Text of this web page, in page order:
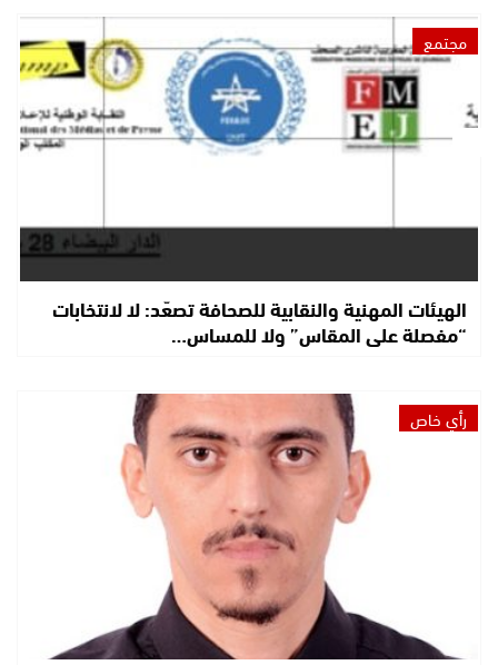
مجتمع
الهيئات المهنية والنقابية للصحافة تصعّد: لا لانتخابات
“مفصلة على المقاس” ولا للمساس…
رأي خاص